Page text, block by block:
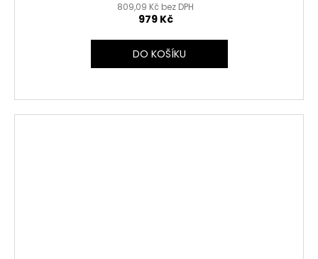
809,09 Kč bez DPH
979 Kč
DO KOŠÍKU